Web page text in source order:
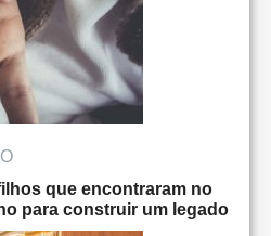
que encontraram no
para construir um legado